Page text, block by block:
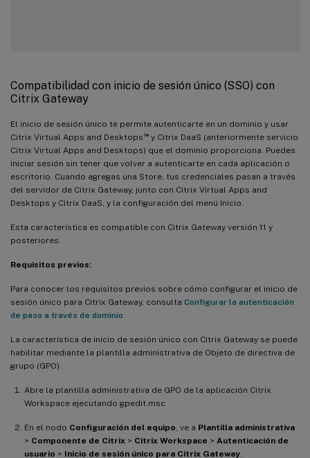
Compatibilidad con inicio de sesión único (SSO) con
Citrix Gateway
El inicio de sesión único te permite autenticarte en un dominio y usar
Citrix Virtual Apps and Desktops ™y Citrix DaaS (anteriormente servicio
Citrix Virtual Apps and Desktops) que el dominio proporciona. Puedes
iniciar sesión sin tener que volver a autenticarte en cada aplicación o
escritorio. Cuando agregas una Store, tus credenciales pasan a través
del servidor de Citrix Gateway, junto con Citrix Virtual Apps and
Desktops y Citrix DaaS, y la configuración del menú Inicio.
Esta característica es compatible con Citrix Gateway versión 11 y
posteriores.
Requisitos previos:
Para conocer los requisitos previos sobre cómo configurar el inicio de
sesión único para Citrix Gateway, consulta Configurar la autenticación
de paso a través de dominio
La característica de inicio de sesión único con Citrix Gateway se puede
habilitar mediante la plantilla administrativa de Objeto de directiva de
grupo (GPO).
Abre la plantilla administrativa de GPO de la aplicación Citrix
Workspace ejecutando gpedit.msc
En el nodo Configuración del equipo , ve a Plantilla administrativa
> Componente de Citrix > Citrix Workspace > Autenticación de
usuario > Inicio de sesión único para Citrix Gateway